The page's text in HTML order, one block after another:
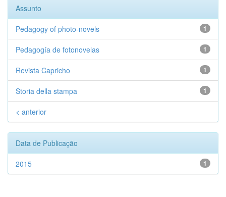
Assunto
1
Pedagogy of photo-novels
1
Pedagogía de fotonovelas
1
Revista Capricho
1
Storia della stampa
< anterior
Data de Publicação
1
2015